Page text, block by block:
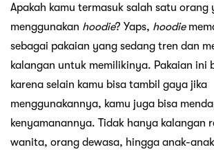
Apakah kamu termasuk salah satu orang
menggunakan hoodie? Yaps, hoodie
sebagai pakaian yang sedang tren dan
kalangan untuk memilikinya. Pakaian ini
karena selain kamu bisa tambil gaya jika
menggunakannya, kamu juga bisa
kenyamanannya. Tidak hanya kalangan
wanita, orang dewasa, hingga anak-